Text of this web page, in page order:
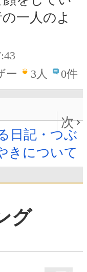
一人のよ
ー
3人 0件
次
日記・つぶ
きについて
グ